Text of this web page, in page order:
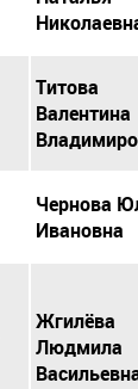
Титова
Валентина
Чернова
Ивановна
Жгилёва
Людмила